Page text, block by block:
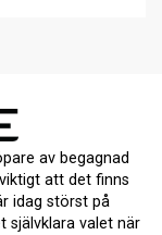
av begagnad
att det finns
idag störst på
självklara valet när